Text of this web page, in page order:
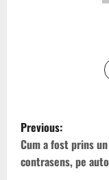
Previous:
Cum a fost prins
contrasens, pe